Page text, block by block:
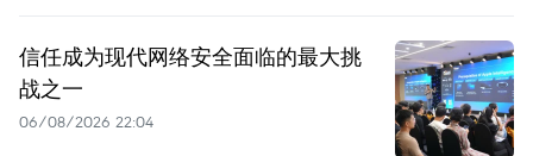
信任成为现代网络安全面临的最大挑
战之一
06/08/2026 22:04